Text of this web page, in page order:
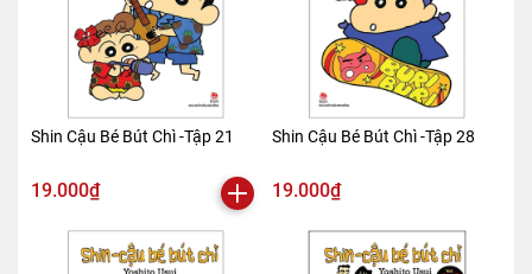
Shin Cậu Bé Bút Chì -Tập 21
19.000₫
Shin Cậu Bé Bút Chì -Tập 28
19.000₫